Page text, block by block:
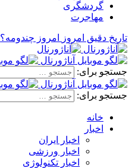
گردشگری
مهاجرت
تاریخ دقیق امروز امروز چندومه؟
جستجو برای:
جستجو برای:
خانه
اخبار
اخبار ایران
اخبار ورزشی
اخبار تکنولوژی